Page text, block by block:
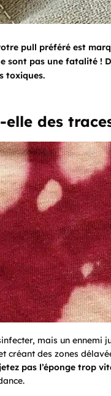
pull préféré est
sont pas une fatalité !
toxiques.
des
mais un ennemi
créant des zones
pas l’éponge trop